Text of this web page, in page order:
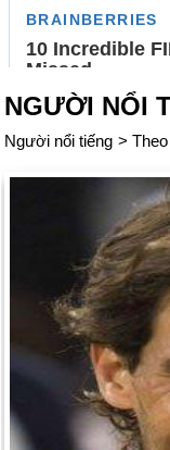
NGƯỜI NỔI
Người nổi tiếng >